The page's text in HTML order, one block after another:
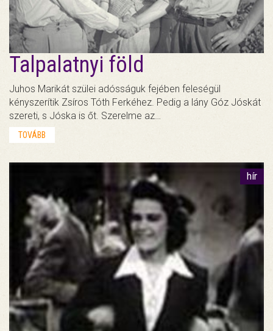
Talpalatnyi föld
Juhos Marikát szülei adósságuk fejében feleségül
kényszerítik Zsíros Tóth Ferkéhez. Pedig a lány Góz Jóskát
szereti, s Jóska is őt. Szerelme az…
TOVÁBB
hír